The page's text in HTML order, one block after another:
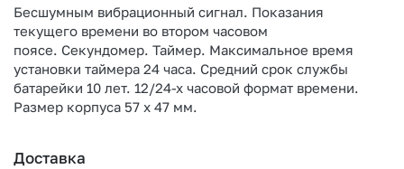
Бесшумным вибрационный сигнал. Показания
текущего времени во втором часовом
поясе. Секундомер. Таймер. Максимальное время
установки таймера 24 часа. Средний срок службы
батарейки 10 лет. 12/24-х часовой формат времени.
Размер корпуса 57 х 47 мм.
Доставка